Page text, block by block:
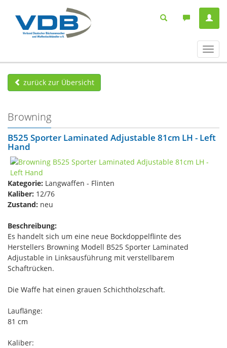
ein-/
zurück zur Übersicht
Browning
B525 Sporter Laminated Adjustable 81cm LH - Left
Hand
Kategorie: Langwaffen - Flinten
Kaliber: 12/76
Zustand: neu
Beschreibung:
Es handelt sich um eine neue Bockdoppelflinte des
Herstellers Browning Modell B525 Sporter Laminated
Adjustable in Linksausführung mit verstellbarem
Schaftrücken.
Die Waffe hat einen grauen Schichtholzschaft.
Lauflänge:
81 cm
Kaliber: